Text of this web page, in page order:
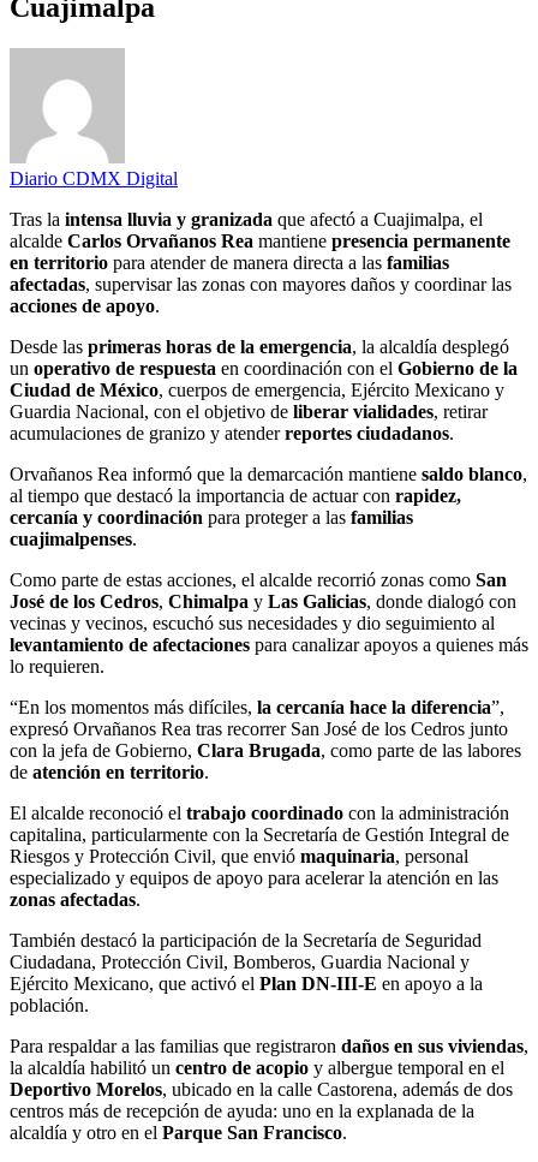
Cuajimalpa
Diario CDMX Digital
Tras la intensa lluvia y granizada que afectó a Cuajimalpa, el
alcalde Carlos Orvañanos Rea mantiene presencia permanente
en territorio para atender de manera directa a las familias
afectadas, supervisar las zonas con mayores daños y coordinar las
acciones de apoyo.
Desde las primeras horas de la emergencia, la alcaldía desplegó
un operativo de respuesta en coordinación con el Gobierno de la
Ciudad de México, cuerpos de emergencia, Ejército Mexicano y
Guardia Nacional, con el objetivo de liberar vialidades, retirar
acumulaciones de granizo y atenderreportes ciudadanos.
Orvañanos Rea informó que la demarcación mantiene saldo blanco,
al tiempo que destacó la importancia de actuar con rapidez,
cercanía y coordinación para proteger a las familias
cuajimalpenses.
Como parte de estas acciones, el alcalde recorrió zonas como San
José de los Cedros, Chimalpa y Las Galicias, donde dialogó con
vecinas y vecinos, escuchó sus necesidades y dio seguimiento al
levantamiento de afectaciones para canalizar apoyos a quienes más
lo requieren.
“En los momentos más difíciles, la cercanía hace la diferencia”,
expresó Orvañanos Rea tras recorrer San José de los Cedros junto
con la jefa de Gobierno, Clara Brugada, como parte de las labores
de atención en territorio.
El alcalde reconoció el trabajo coordinado con la administración
capitalina, particularmente con la Secretaría de Gestión Integral de
Riesgos y Protección Civil, que envió maquinaria, personal
especializado y equipos de apoyo para acelerar la atención en las
zonas afectadas.
También destacó la participación de la Secretaría de Seguridad
Ciudadana, Protección Civil, Bomberos, Guardia Nacional y
Ejército Mexicano, que activó el Plan DN-III-E en apoyo a la
población.
Para respaldar a las familias que registraron daños en sus viviendas,
la alcaldía habilitó un centro de acopio y albergue temporal en el
Deportivo Morelos, ubicado en la calle Castorena, además de dos
centros más de recepción de ayuda: uno en la explanada de la
alcaldía y otro en el Parque San Francisco.